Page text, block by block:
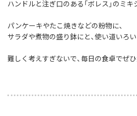
ハンドルと注ぎ口のある「ボレス」のミキ
パンケーキやたこ焼きなどの粉物に、
サラダや煮物の盛り鉢にと、使い道いろい
難しく考えすぎないで、毎日の食卓でぜ